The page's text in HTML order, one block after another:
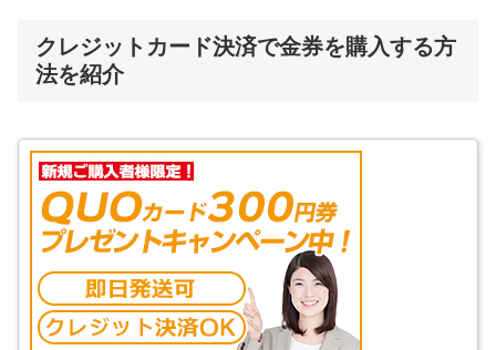
クレジットカード決済で金券を購入する方
法を紹介